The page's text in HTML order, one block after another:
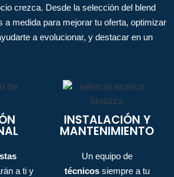
crezca. Desde la selección del blend
medida para mejorar tu oferta, optimizar
a evolucionar, y destacar en un
a ti y
INSTALACIÓN Y
MANTENIMIENTO
Un equipo de
técnicossiempre a tu